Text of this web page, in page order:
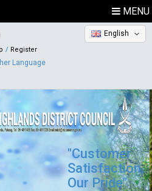
MENU
Register
English
Language
"Customer
Satisfaction,
Our Pride"